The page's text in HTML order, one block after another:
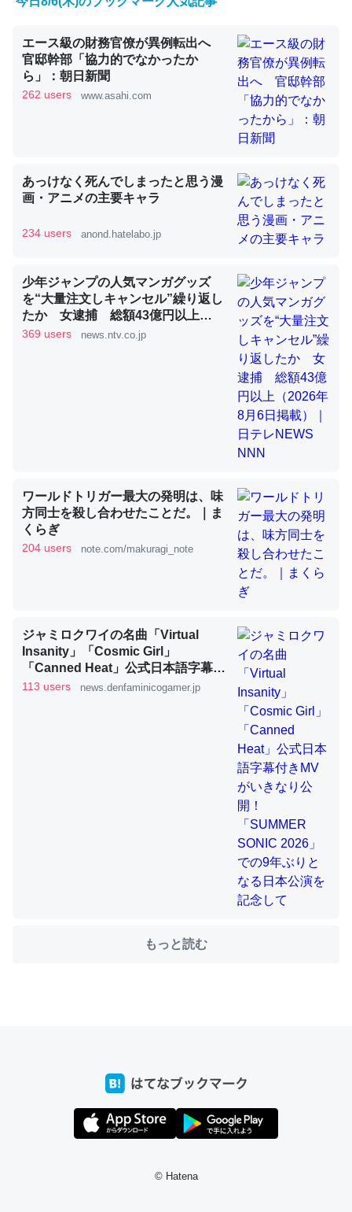
くらい。小説でいう「ずっと前の伏線」は回収されないけ
ど、短期記憶というには多い分量。進化すればするほど分
かりやすく強くなりそう
─GPTの仕組みと限界についての考察（１） - conceptualization
昆虫ってカルシウム少ないのか。知らんかった。調べたら
コオロギのカルシウム分はエビの600分の1程度。
─ニュース :: 【研究発表】昆虫学の大問題＝「昆虫はなぜ海にいな
論文では「淡水はカルシウムも酸素も不足してて両方に不
利だから両方が拮抗してるのでは」とあって面白い。海に
いる鋏角類（カブトガニ・ウミグモ）はカルシウムを使わ
ずキチンを強化してる筈だが、酵素が違うのか？
─ニュース :: 【研究発表】昆虫学の大問題＝「昆虫はなぜ海にいな
これを元に考えるとカルシウムを大量に使う脊椎動物と貝
類は苦労してるんだな…。腹足類だと殻を無くしてナメク
ウチもEchoを実家に置いて４年。でたまに覗いてる。ぼ
ちぼちRingも置こうかと画策中。あと、Googleマップで
位置情報を共有してる。電池残量や充電中かが分かるので
─たまにLINEするくらいだった遠方の父67歳と僕。ITツール導入で
コミュニケーションが劇的に変化した｜tayorini by LIFULL介護
り時間を日数にすると1週間とかの人が多いそうだけど、
私も3年前ぐらいに祖母の家に設置した。ポケットWifiみ
たいなのでネット環境作ったけどAlexaしか使わないので
エース級の財務官僚が異例転出へ
官邸幹部「協力的でなかったか
ら」：朝日新聞
262 users www.asahi.com
あっけなく死んでしまったと思う漫
画・アニメの主要キャラ
234 users anond.hatelabo.jp
少年ジャンプの人気マンガグッズ
を“大量注文しキャンセル”繰り返し
たか 女逮捕 総額43億円以上
（2026年8月6日掲載）｜日テレ
369 users news.ntv.co.jp
ワールドトリガー最大の発明は、味
方同士を殺し合わせたことだ。｜ま
くらぎ
204 users note.com/makuragi_note
ジャミロクワイの名曲「Virtual
Insanity」「Cosmic Girl」
「Canned Heat」公式日本語字幕付
きMVがいきなり公開！「SUMMER
113 users news.denfaminicogamer.jp
もっと読む
© Hatena